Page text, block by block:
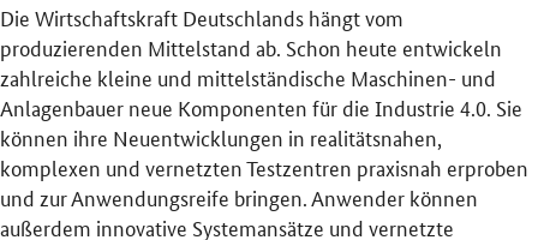
Die Wirtschaftskraft Deutschlands hängt vom
produzierenden Mittelstand ab. Schon heute entwickeln
zahlreiche kleine und mittelständische Maschinen- und
Anlagenbauer neue Komponenten für die Industrie 4.0. Sie
können ihre Neuentwicklungen in realitätsnahen,
komplexen und vernetzten Testzentren praxisnah erproben
und zur Anwendungsreife bringen. Anwender können
außerdem innovative Systemansätze und vernetzte